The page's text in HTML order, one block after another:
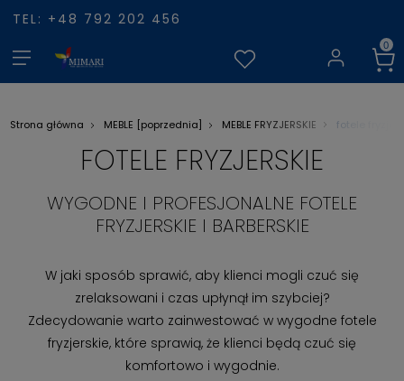
TEL: +48 792 202 456
Strona główna MEBLE [poprzednia] MEBLE FRYZJERSKIE fotele
FOTELE FRYZJERSKIE
WYGODNE I PROFESJONALNE FOTELE
FRYZJERSKIE I BARBERSKIE
W jaki sposób sprawić, aby klienci mogli czuć się
zrelaksowani i czas upłynął im szybciej?
Zdecydowanie warto zainwestować w wygodne fotele
fryzjerskie, które sprawią, że klienci będą czuć się
komfortowo i wygodnie.